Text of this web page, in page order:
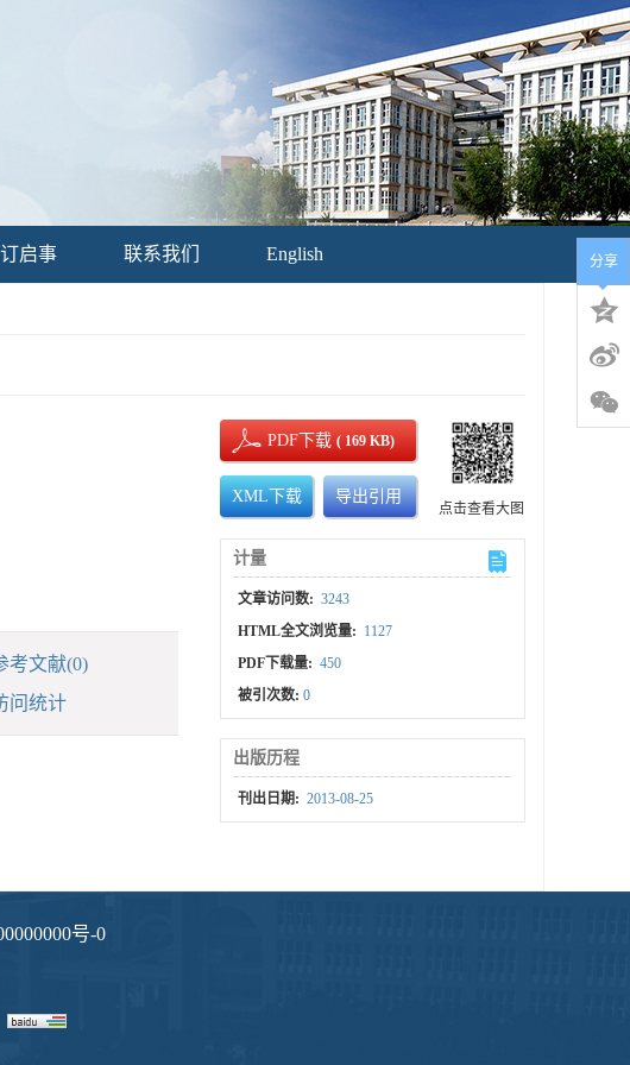
启事 联系我们 English
考文献(0)
问统计
PDF下载( 169 KB)
XML下载 导出引用
点击查看大图
计量
文章访问数: 3243
HTML全文浏览量: 1127
PDF下载量: 450
被引次数:0
出版历程
刊出日期: 2013-08-25
分享
号-0